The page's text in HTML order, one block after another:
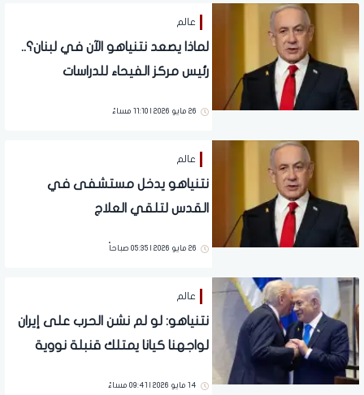
عالم
لماذا يصعد نتنياهو الآن في لبنان؟..
رئيس مركز الفيحاء للدراسات
26 مايو 2026 | 11:10 مساءً
عالم
نتنياهو يدخل مستشفى في
القدس لتلقي العلاج
26 مايو 2026 | 05:35 صباحاً
عالم
نتنياهو: لو لم نشن الحرب على إيران
لواجهنا كيانا يمتلك قنبلة نووية
14 مايو 2026 | 09:41 مساءً